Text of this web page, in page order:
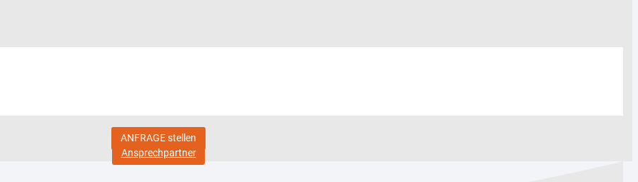
ANFRAGE stellen
Ansprechpartner